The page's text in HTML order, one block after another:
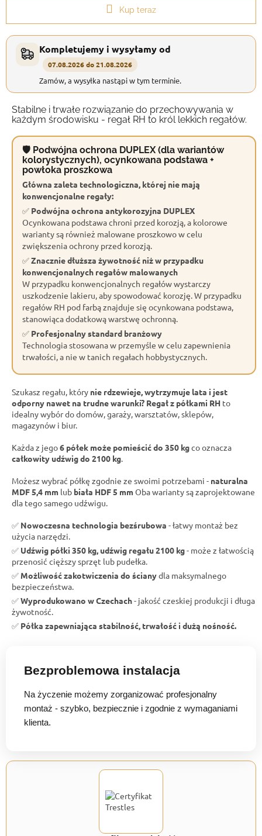
Kup teraz
Kompletujemy i wysyłamy od
07.08.2026 do 21.08.2026
Zamów, a wysyłka nastąpi w tym terminie.
Stabilne i trwałe rozwiązanie do przechowywania w
każdym środowisku - regał RH to król lekkich regałów.
🛡 Podwójna ochrona DUPLEX (dla wariantów
kolorystycznych), ocynkowana podstawa +
powłoka proszkowa
Główna zaleta technologiczna, której nie mają
konwencjonalne regały:
✅ Podwójna ochrona antykorozyjna DUPLEX
Ocynkowana podstawa chroni przed korozją, a kolorowe
warianty są również malowane proszkowo w celu
zwiększenia ochrony przed korozją.
✅Znacznie dłuższa żywotność niż w przypadku
konwencjonalnych regałów malowanych
W przypadku konwencjonalnych regałów wystarczy
uszkodzenie lakieru, aby spowodować korozję. W przypadku
regałów RH pod farbą znajduje się ocynkowana podstawa,
stanowiąca dodatkową warstwę ochronną.
✅ Profesjonalny standard branżowy
Technologia stosowana w przemyśle w celu zapewnienia
trwałości, a nie w tanich regałach hobbystycznych.
Szukasz regału, który nie rdzewieje, wytrzymuje lata i jest
odporny nawet na trudne warunki? Regał z półkami RH to
idealny wybór do domów, garaży, warsztatów, sklepów,
magazynów i biur.
Każda z jego6 półek może pomieścić do 350 kgco oznacza
całkowity udźwig do 2100 kg
Możesz wybrać półkę zgodnie ze swoimi potrzebami - naturalna
MDF 5,4 mm lub biała HDF 5 mmOba warianty są zaprojektowane
dla tego samego udźwigu.
✅ Nowoczesna technologia bezśrubowa - łatwy montaż bez
użycia narzędzi.
✅ Udźwig półki 350 kg, udźwig regału 2100 kg- może z łatwością
przenosić cięższy sprzęt lub pudełka.
✅ Możliwość zakotwiczenia do ścianydla maksymalnego
bezpieczeństwa.
✅Wyprodukowano w Czechach- jakość czeskiej produkcji i długa
żywotność.
✅ Półka zapewniająca stabilność, trwałość i dużą nośność.
Bezproblemowa instalacja
Na życzenie możemy zorganizować profesjonalny
montaż - szybko, bezpiecznie i zgodnie z wymaganiami
klienta.